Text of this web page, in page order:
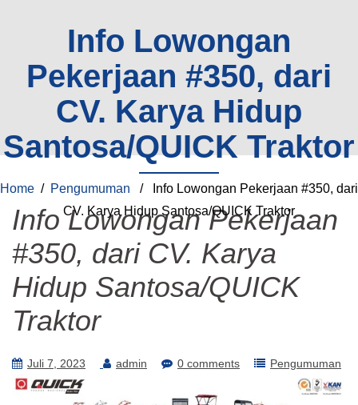
Info Lowongan
Pekerjaan #350, dari
CV. Karya Hidup
Santosa/QUICK Traktor
Home / Pengumuman / Info Lowongan Pekerjaan #350, dari
CV. Karya Hidup Santosa/QUICK Traktor
Info Lowongan Pekerjaan
#350, dari CV. Karya
Hidup Santosa/QUICK
Traktor
Juli 7, 2023 admin 0 comments Pengumuman